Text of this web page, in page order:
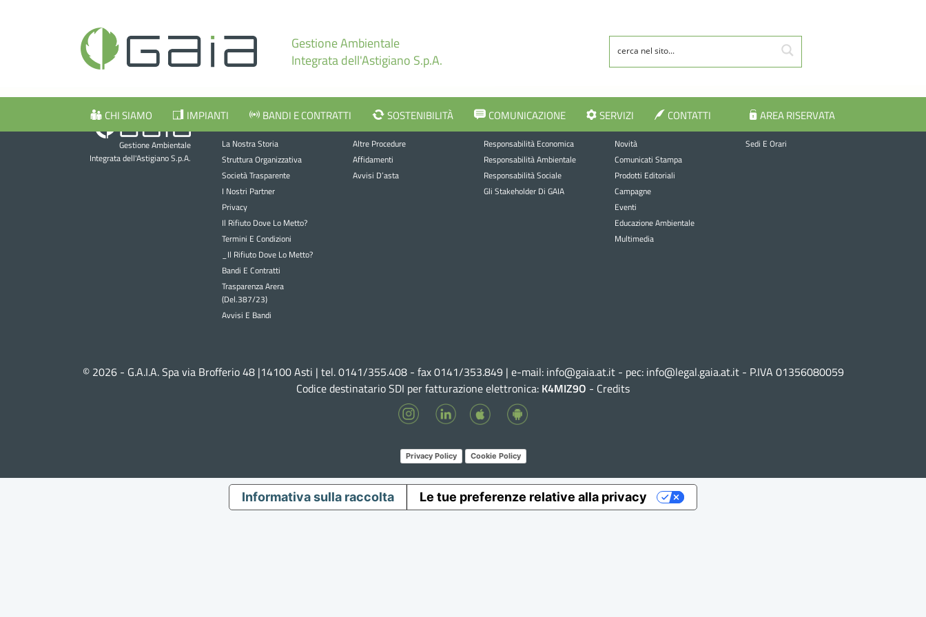
Gestione Ambientale
Integrata dell'Astigiano S.p.A.
CHI SIAMO IMPIANTI BANDI E CONTRATTI SOSTENIBILITÀ COMUNICAZIONE SERVIZI CONTATTI AREA RISERVATA
Gestione Ambientale
Integrata dell'Astigiano S.p.A.
Chi siamo
La Nostra Storia
Struttura Organizzativa
Società Trasparente
I Nostri Partner
Privacy
Il Rifiuto Dove Lo Metto?
Termini E Condizioni
_Il Rifiuto Dove Lo Metto?
Bandi E Contratti
Trasparenza Arera
(Del.387/23)
Avvisi E Bandi
Avvisi e bandi
Altre Procedure
Affidamenti
Avvisi D’asta
Sostenibilità
Responsabilità Economica
Responsabilità Ambientale
Responsabilità Sociale
Gli Stakeholder Di GAIA
Comunicazione
Novità
Comunicati Stampa
Prodotti Editoriali
Campagne
Eventi
Educazione Ambientale
Multimedia
Contatti
Sedi E Orari
© 2026 - G.A.I.A. Spa via Brofferio 48 |14100 Asti | tel. 0141/355.408 - fax 0141/353.849 | e-mail: info@gaia.at.it - pec: info@legal.gaia.at.it- P.IVA 01356080059
Codice destinatario SDI per fatturazione elettronica: K4MIZ9O - Credits
Privacy Policy Cookie Policy
Informativa sulla raccolta Le tue preferenze relative alla privacy